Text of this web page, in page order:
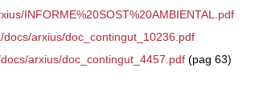
INFORME%20SOST%20AMBIENTAL.pdf
arxius/doc_contingut_10236.pdf
arxius/doc_contingut_4457.pdf (pag 63)